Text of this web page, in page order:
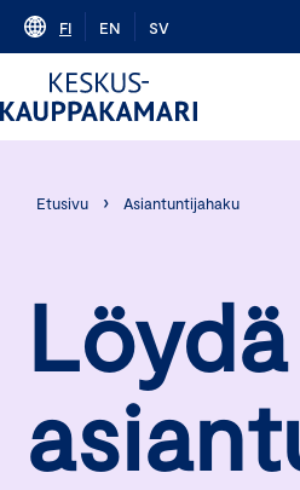
Skip
content
FI EN SV
Etusivu › Asiantuntijahaku